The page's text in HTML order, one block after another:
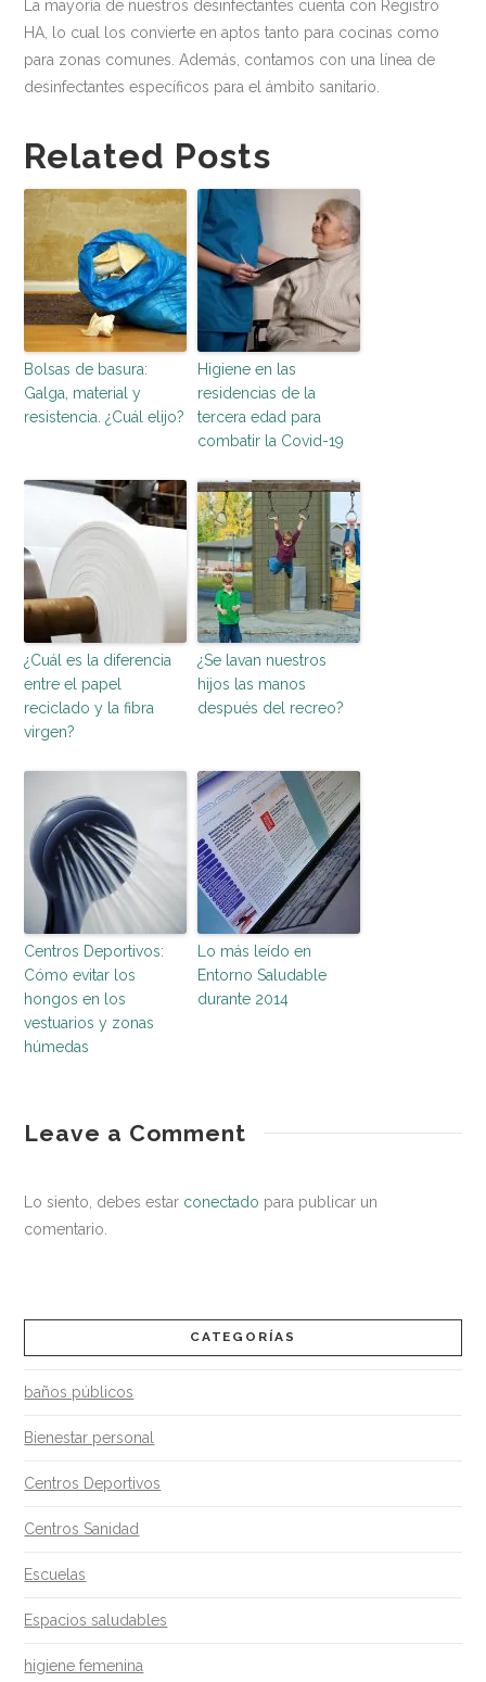
La mayoría de nuestros desinfectantes cuenta con Registro
HA, lo cual los convierte en aptos tanto para cocinas como
para zonas comunes. Además, contamos con una línea de
desinfectantes específicos para el ámbito sanitario.
Related Posts
Bolsas de basura:
Galga, material y
resistencia. ¿Cuál elijo?
Higiene en las
residencias de la
tercera edad para
combatir la Covid-19
¿Cuál es la diferencia
entre el papel
reciclado y la fibra
virgen?
¿Se lavan nuestros
hijos las manos
después del recreo?
Centros Deportivos:
Cómo evitar los
hongos en los
vestuarios y zonas
húmedas
Lo más leído en
Entorno Saludable
durante 2014
saludable¿Qué
utilizo
para
desinfección
de
los
centros
04.24.2018
Leave a Comment
Lo siento, debes estar conectado para publicar un
comentario.
CATEGORÍAS
baños públicos
Bienestar personal
Centros Deportivos
Centros Sanidad
Escuelas
Espacios saludables
higiene femenina